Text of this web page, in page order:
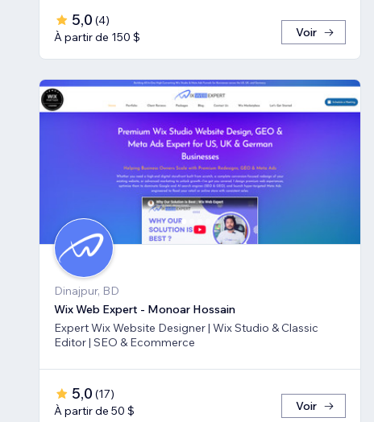
5,0 (4)
À partir de 150 $
Voir
Dinajpur, BD
Wix Web Expert - Monoar Hossain
Expert Wix Website Designer | Wix Studio & Classic
Editor | SEO & Ecommerce
5,0 (17)
À partir de 50 $
Voir